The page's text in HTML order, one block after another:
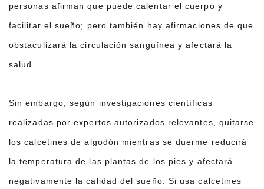
personas afirman que puede calentar el cuerpo y
facilitar el sueño; pero también hay afirmaciones de que
obstaculizará la circulación sanguínea y afectará la
salud.
Sin embargo, según investigaciones científicas
realizadas por expertos autorizados relevantes, quitarse
los calcetines de algodón mientras se duerme reducirá
la temperatura de las plantas de los pies y afectará
negativamente la calidad del sueño. Si usa calcetines